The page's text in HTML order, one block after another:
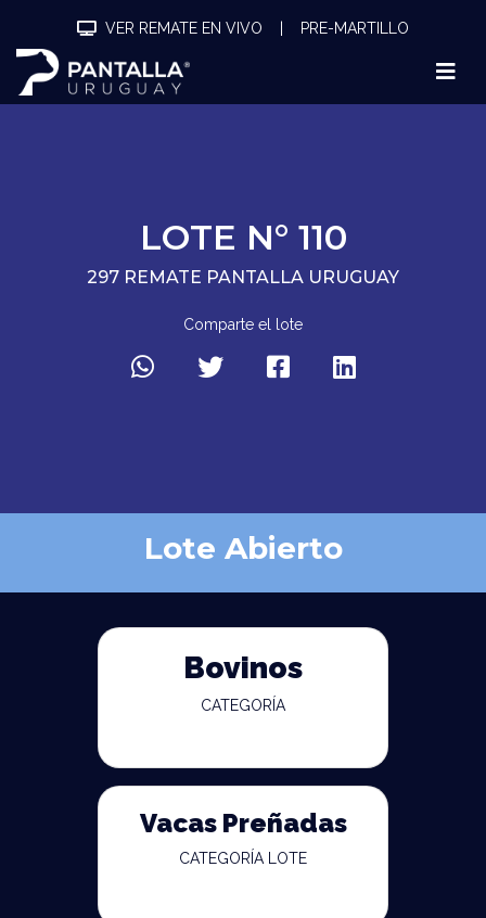
VER REMATE EN VIVO PRE-MARTILLO
LOTE N° 110
297 REMATE PANTALLA URUGUAY
Comparte el lote
Lote Abierto
Bovinos
CATEGORÍA
Vacas Preñadas
CATEGORÍA LOTE